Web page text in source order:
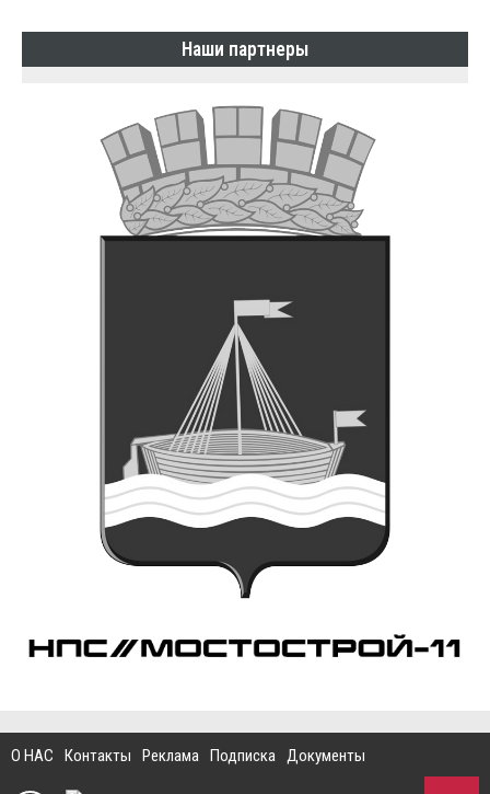
Наши партнеры
О НАС Контакты Реклама Подписка Документы